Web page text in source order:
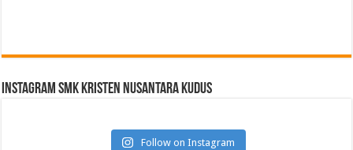
Instagram SMK Kristen Nusantara Kudus
Follow on Instagram